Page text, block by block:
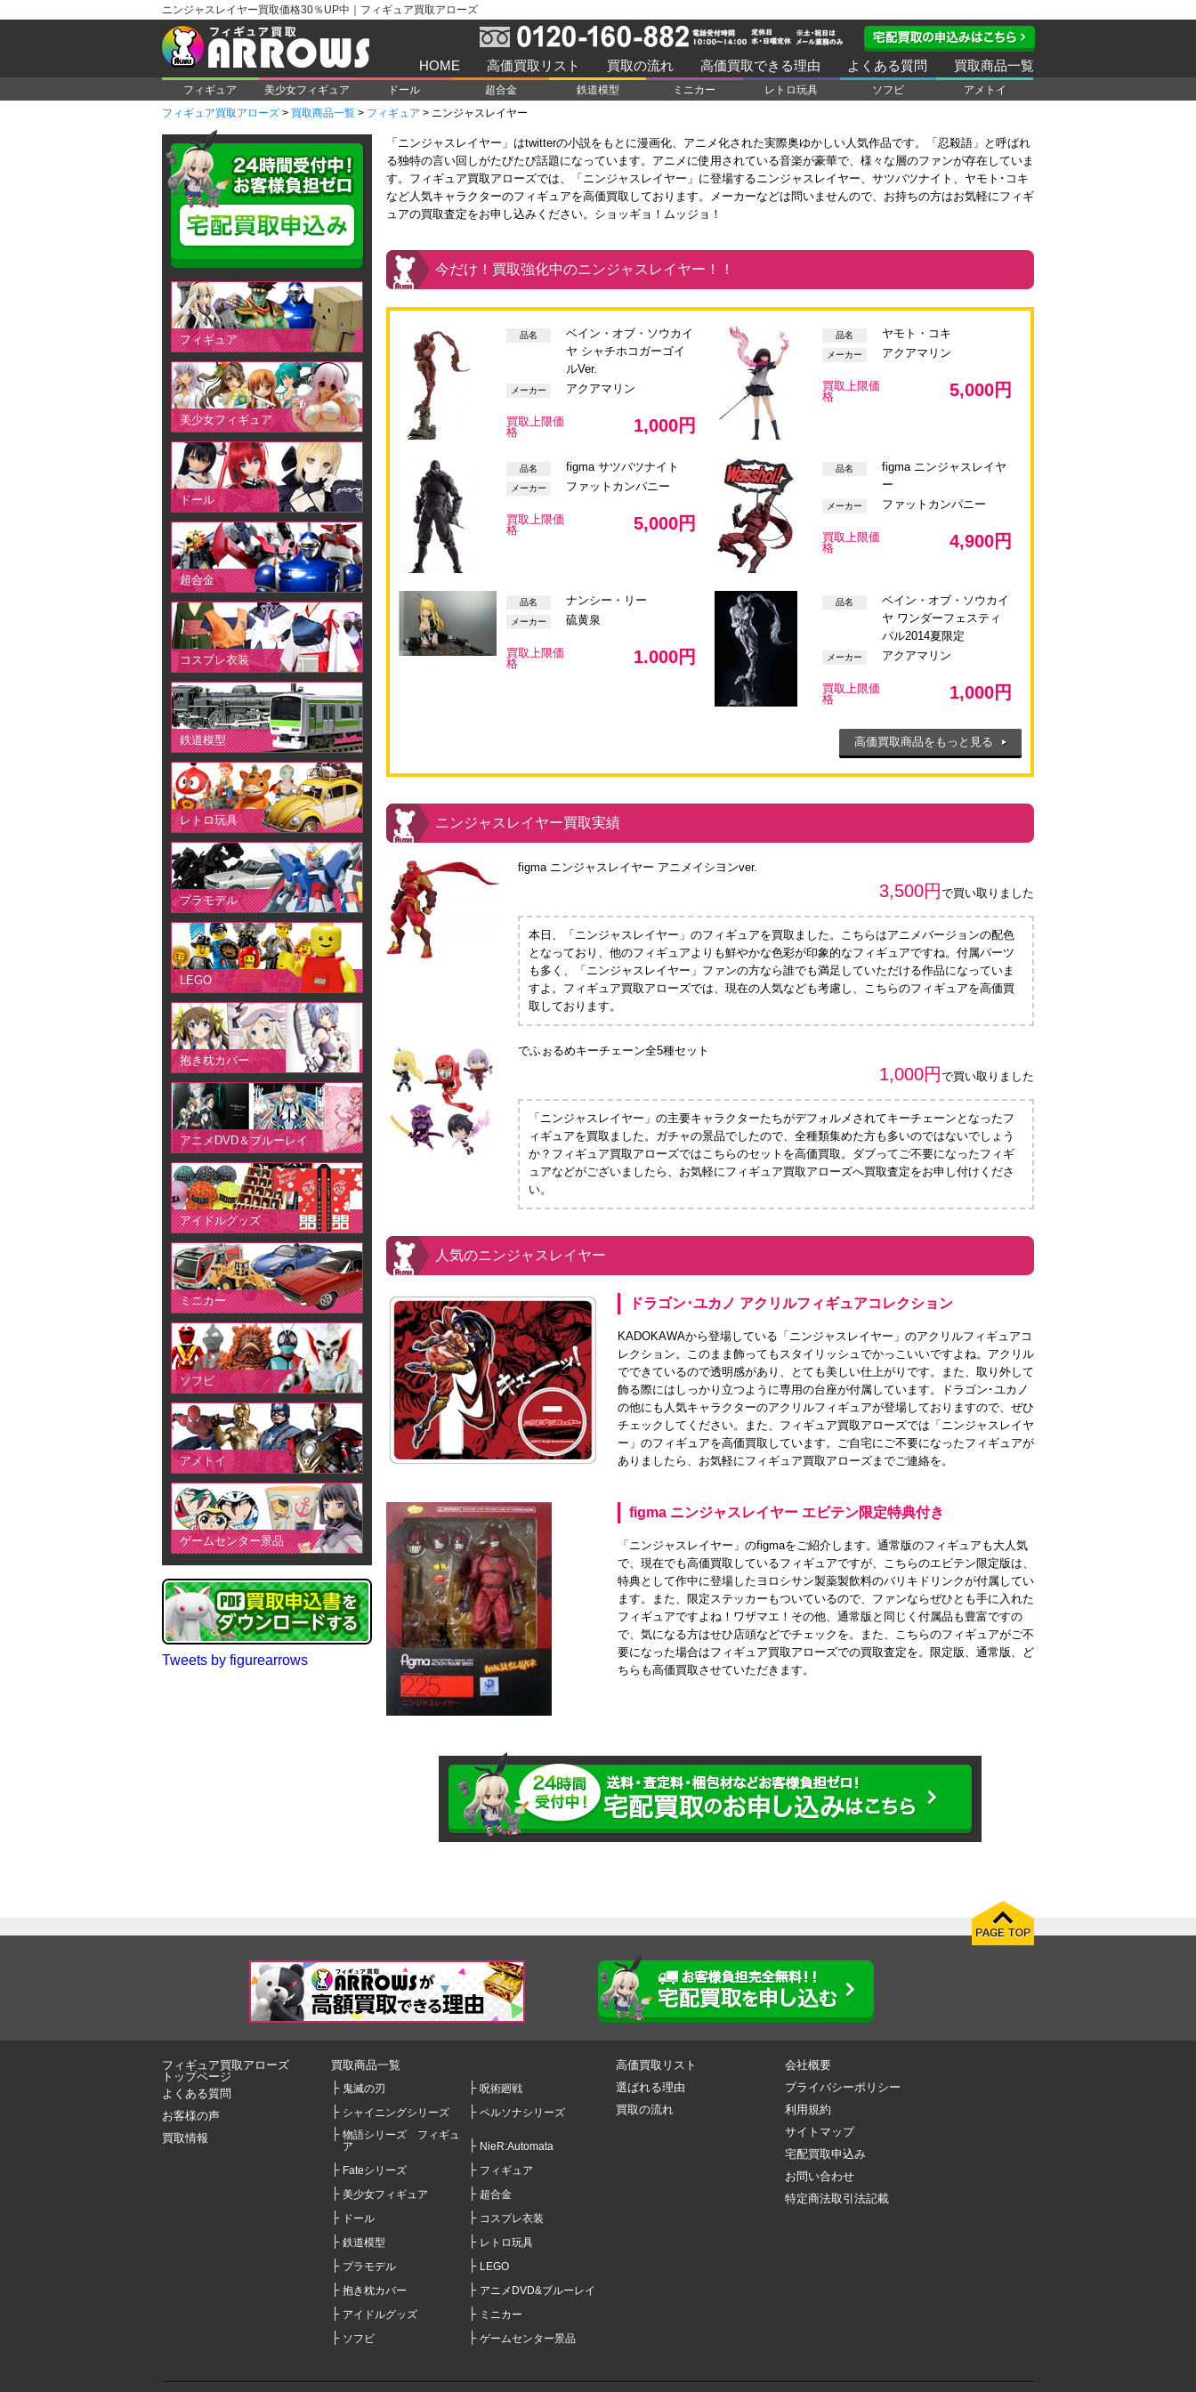
ニンジャスレイヤー買取価格30％UP中｜フィギュア買取アローズ
買取商品一覧
よくある質問
高価買取できる理由
買取の流れ
高価買取リスト
HOME
フィギュア 美少女フィギュア ドール 超合金 鉄道模型 ミニカー レトロ玩具 ソフビ
アメトイ
フィギュア買取アローズ > 買取商品一覧 > フィギュア > ニンジャスレイヤー
フィギュア
美少女フィギュア
ドール
超合金
コスプレ衣装
鉄道模型
レトロ玩具
プラモデル
LEGO
抱き枕カバー
アニメDVD＆ブルーレイ
アイドルグッズ
ミニカー
ソフビ
アメトイ
ゲームセンター景品
Tweets by figurearrows
「ニンジャスレイヤー」はtwitterの小説をもとに漫画化、アニメ化された実際奥ゆかしい人気作品です。「忍殺語」と呼ばれ
る独特の言い回しがたびたび話題になっています。アニメに使用されている音楽が豪華で、様々な層のファンが存在していま
す。フィギュア買取アローズでは、「ニンジャスレイヤー」に登場するニンジャスレイヤー、サツバツナイト、ヤモト･コキ
など人気キャラクターのフィギュアを高価買取しております。メーカーなどは問いませんので、お持ちの方はお気軽にフィギ
ュアの買取査定をお申し込みください。ショッギョ！ムッジョ！
今だけ！買取強化中のニンジャスレイヤー！！
品名
ベイン・オブ・ソウカイ
ヤ シャチホコガーゴイ
ルVer.
メーカー アクアマリン
買取上限価
格
1,000円
品名 ヤモト・コキ
メーカー アクアマリン
買取上限価
格
5,000円
品名 figma サツバツナイト
メーカー ファットカンパニー
買取上限価
格
5,000円
品名
figma ニンジャスレイヤ
ー
メーカー ファットカンパニー
買取上限価
格
4,900円
品名 ナンシー・リー
メーカー 硫黄泉
買取上限価
格
1.000円
品名
ベイン・オブ・ソウカイ
ヤ ワンダーフェスティ
バル2014夏限定
メーカー アクアマリン
買取上限価
格
1,000円
高価買取商品をもっと見る
ニンジャスレイヤー買取実績
figma ニンジャスレイヤー アニメイシヨンver.
3,500円 で買い取りました
本日、「ニンジャスレイヤー」のフィギュアを買取ました。こちらはアニメバージョンの配色
となっており、他のフィギュアよりも鮮やかな色彩が印象的なフィギュアですね。付属パーツ
も多く、「ニンジャスレイヤー」ファンの方なら誰でも満足していただける作品になっていま
すよ。フィギュア買取アローズでは、現在の人気なども考慮し、こちらのフィギュアを高価買
取しております。
でふぉるめキーチェーン全5種セット
1,000円 で買い取りました
「ニンジャスレイヤー」の主要キャラクターたちがデフォルメされてキーチェーンとなったフ
ィギュアを買取ました。ガチャの景品でしたので、全種類集めた方も多いのではないでしょう
か？フィギュア買取アローズではこちらのセットを高価買取。ダブってご不要になったフィギ
ュアなどがございましたら、お気軽にフィギュア買取アローズへ買取査定をお申し付けくださ
い。
人気のニンジャスレイヤー
ドラゴン･ユカノ アクリルフィギュアコレクション
KADOKAWAから登場している「ニンジャスレイヤー」のアクリルフィギュアコ
レクション。このまま飾ってもスタイリッシュでかっこいいですよね。アクリル
でできているので透明感があり、とても美しい仕上がりです。また、取り外して
飾る際にはしっかり立つように専用の台座が付属しています。ドラゴン･ユカノ
の他にも人気キャラクターのアクリルフィギュアが登場しておりますので、ぜひ
チェックしてください。また、フィギュア買取アローズでは「ニンジャスレイヤ
ー」のフィギュアを高価買取しています。ご自宅にご不要になったフィギュアが
ありましたら、お気軽にフィギュア買取アローズまでご連絡を。
figma ニンジャスレイヤー エビテン限定特典付き
「ニンジャスレイヤー」のfigmaをご紹介します。通常版のフィギュアも大人気
で、現在でも高価買取しているフィギュアですが、こちらのエビテン限定版は、
特典として作中に登場したヨロシサン製薬製飲料のバリキドリンクが付属してい
ます。また、限定ステッカーもついているので、ファンならぜひとも手に入れた
フィギュアですよね！ワザマエ！その他、通常版と同じく付属品も豊富ですの
で、気になる方はせひ店頭などでチェックを。また、こちらのフィギュアがご不
要になった場合はフィギュア買取アローズでの買取査定を。限定版、通常版、ど
ちらも高価買取させていただきます。
フィギュア買取アローズ
トップページ
よくある質問
お客様の声
買取情報
買取商品一覧
鬼滅の刃 呪術廻戦
シャイニングシリーズ
ペルソナシリーズ
物語シリーズ フィギュ
ア
NieR:Automata
Fateシリーズ フィギュア
美少女フィギュア 超合金
ドール コスプレ衣装
鉄道模型 レトロ玩具
プラモデル LEGO
抱き枕カバー アニメDVD&ブルーレイ
アイドルグッズ ミニカー
ソフビ ゲームセンター景品
高価買取リスト
選ばれる理由
買取の流れ
会社概要
プライバシーポリシー
利用規約
サイトマップ
宅配買取申込み
お問い合わせ
特定商法取引法記載